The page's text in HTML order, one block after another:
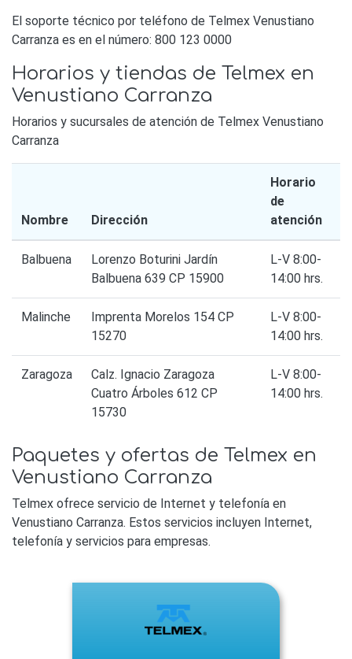
El soporte técnico por teléfono de Telmex Venustiano
Carranza es en el número: 800 123 0000
Horarios y tiendas de Telmex en
Venustiano Carranza
Horarios y sucursales de atención de Telmex Venustiano
Carranza
Nombre Dirección
Horario
de
atención
Balbuena
Lorenzo Boturini Jardín
Balbuena 639 CP 15900
L-V 8:00-
14:00 hrs.
Malinche
Imprenta Morelos 154 CP
15270
L-V 8:00-
14:00 hrs.
Zaragoza
Calz. Ignacio Zaragoza
Cuatro Árboles 612 CP
15730
L-V 8:00-
14:00 hrs.
Paquetes y ofertas de Telmex en
Venustiano Carranza
Telmex ofrece servicio de Internet y telefonía en
Venustiano Carranza. Estos servicios incluyen Internet,
telefonía y servicios para empresas.